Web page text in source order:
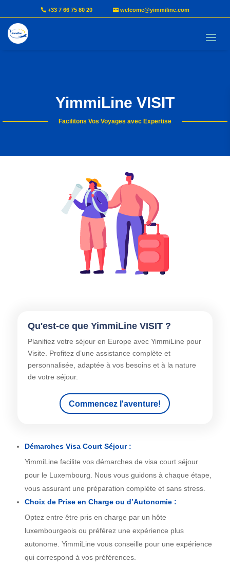
+33 7 66 75 80 20 welcome@yimmiline.com
YimmiLine VISIT
Facilitons Vos Voyages avec Expertise
Qu'est-ce que YimmiLine VISIT ?
Planifiez votre séjour en Europe avec YimmiLine pour
Visite. Profitez d’une assistance complète et
personnalisée, adaptée à vos besoins et à la nature
de votre séjour.
Commencez l'aventure!
Démarches Visa Court Séjour :
YimmiLine facilite vos démarches de visa court séjour
pour le Luxembourg. Nous vous guidons à chaque étape,
vous assurant une préparation complète et sans stress.
Choix de Prise en Charge ou d’Autonomie :
Optez entre être pris en charge par un hôte
luxembourgeois ou préférez une expérience plus
autonome. YimmiLine vous conseille pour une expérience
qui correspond à vos préférences.